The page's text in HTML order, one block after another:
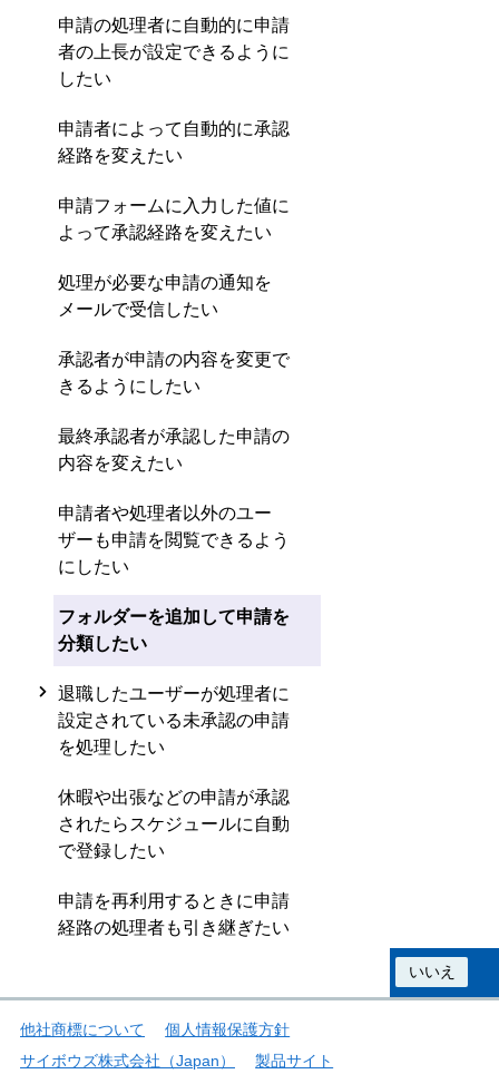
申請の処理者に自動的に申請
者の上長が設定できるように
したい
申請者によって自動的に承認
経路を変えたい
申請フォームに入力した値に
よって承認経路を変えたい
処理が必要な申請の通知を
メールで受信したい
承認者が申請の内容を変更で
きるようにしたい
最終承認者が承認した申請の
内容を変えたい
申請者や処理者以外のユー
ザーも申請を閲覧できるよう
にしたい
フォルダーを追加して申請を
分類したい
退職したユーザーが処理者に
設定されている未承認の申請
を処理したい
休暇や出張などの申請が承認
されたらスケジュールに自動
で登録したい
申請を再利用するときに申請
経路の処理者も引き継ぎたい
いいえ
他社商標について
個人情報保護方針
サイボウズ株式会社（Japan）
製品サイト